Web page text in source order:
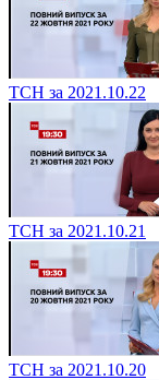
ТСН за 2021.10.22
ТСН за 2021.10.21
ТСН за 2021.10.20